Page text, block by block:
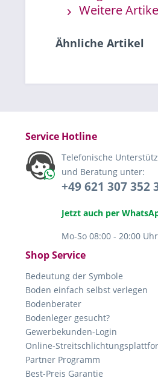
Weitere
Ähnliche Artikel
Service Hotline
Telefonische
und Beratung unter:
+49 621 307 352
Jetzt auch per
Mo-So 08:00 - 20:00 Uhr
Shop Service
Bedeutung der Symbole
Boden einfach selbst verlegen
Bodenberater
Bodenleger gesucht?
Gewerbekunden-Login
Online-
Partner Programm
Best-Preis Garantie